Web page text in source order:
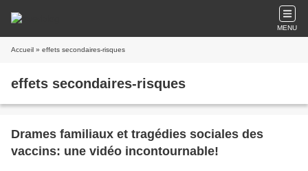
MENU
Accueil » effets secondaires-risques
effets secondaires-risques
Drames familiaux et tragédies sociales des
vaccins: une vidéo incontournable!